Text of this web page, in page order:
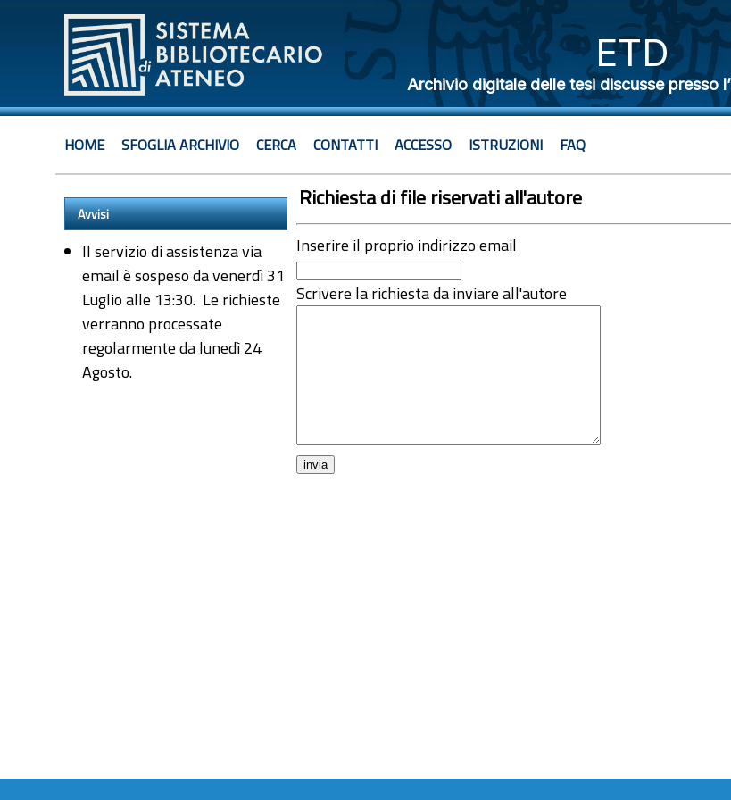
ETD
Archivio digitale delle tesi discusse presso
HOME SFOGLIA ARCHIVIO CERCA CONTATTI ACCESSO ISTRUZIONI FAQ
Avvisi
Il servizio di assistenza via
email è sospeso da venerdì 31
Luglio alle 13:30. Le richieste
verranno processate
regolarmente da lunedì 24
Agosto.
Richiesta di file riservati all'autore
Inserire il proprio indirizzo email
Scrivere la richiesta da inviare all'autore